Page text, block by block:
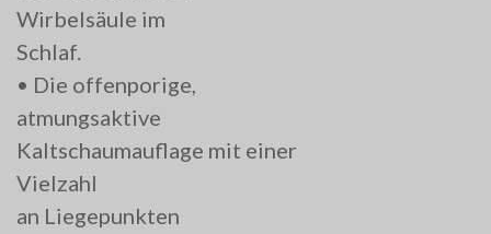
Wirbelsäule im
Schlaf.
• Die offenporige,
atmungsaktive
Kaltschaumauflage mit einer
Vielzahl
an Liegepunkten